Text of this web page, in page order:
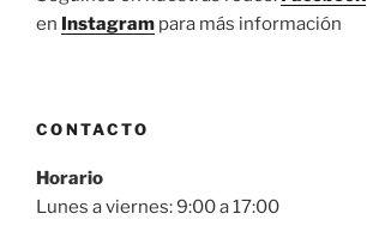
en Instagram para más información
CONTACTO
Horario
Lunes a viernes: 9:00 a 17:00